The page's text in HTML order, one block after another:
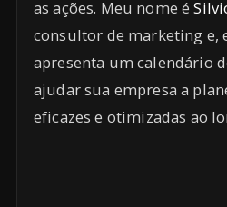
as ações. Meu nome é
consultor de marketing e,
apresenta um calendário
ajudar sua empresa a
eficazes e otimizadas ao